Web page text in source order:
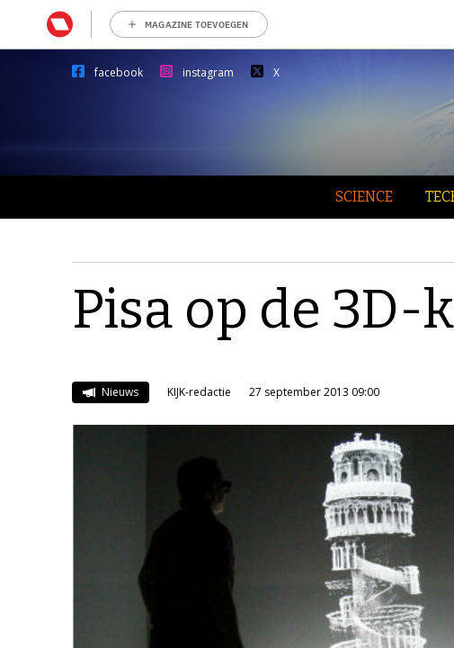
MAGAZINE TOEVOEGEN
facebook instagram X
SCIENCE
Pisa op de 3D-
Nieuws KIJK-redactie 27 september 2013 09:00